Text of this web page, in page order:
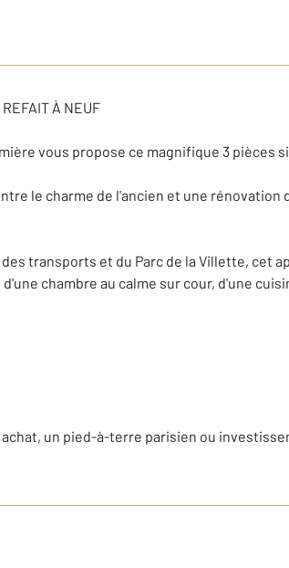
À NEUF
vous propose ce magnifique 3
le charme de l'ancien et une
transports et du Parc de la Villette, cet
chambre au calme sur cour, d'une
un pied-à-terre parisien ou